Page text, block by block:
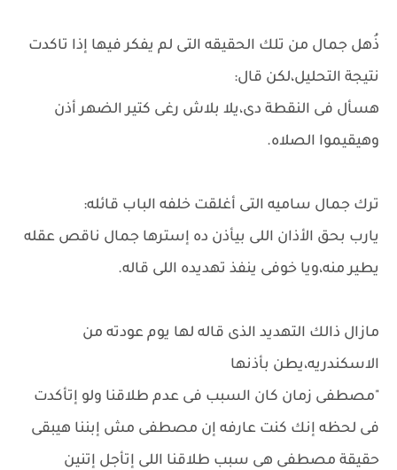
ذُهل جمال من تلك الحقيقه التى لم يفكر فيها إذا تاكدت
نتيجة التحليل،لكن قال:
هسأل فى النقطة دى،يلا بلاش رغى كتير الضهر أذن
وهيقيموا الصلاه.
ترك جمال ساميه التى أغلقت خلفه الباب قائله:
يارب بحق الأذان اللى بيأذن ده إسترها جمال ناقص عقله
يطير منه،ويا خوفى ينفذ تهديده اللى قاله.
مازال ذالك التهديد الذى قاله لها يوم عودته من
الاسكندريه،يطن بأذنها
"مصطفى زمان كان السبب فى عدم طلاقنا ولو إتأكدت
فى لحظه إنك كنت عارفه إن مصطفى مش إبننا هيبقى
حقيقة مصطفى هى سبب طلاقنا اللى إتأجل إتنين